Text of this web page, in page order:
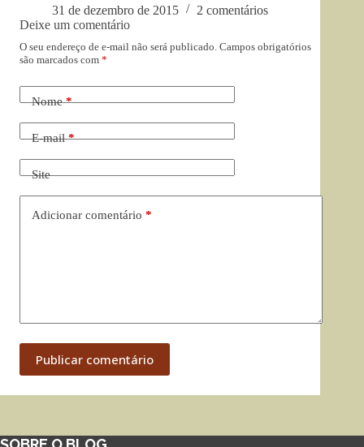
31 de dezembro de 2015
2 comentários
Deixe um comentário
O seu endereço de e-mail não será publicado. Campos obrigatórios
são marcados com *
Nome*
E-mail*
Site
Adicionar comentário *
Publicar comentário